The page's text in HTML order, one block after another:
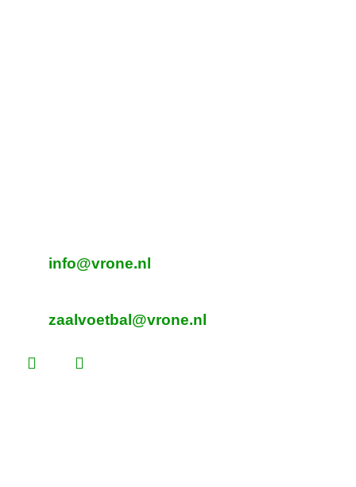
info@vrone.nl
zaalvoetbal@vrone.nl